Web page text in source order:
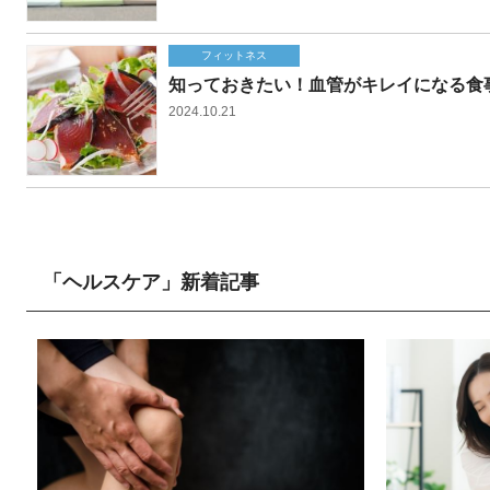
フィットネス
知っておきたい！血管がキレイになる食
2024.10.21
「ヘルスケア」新着記事